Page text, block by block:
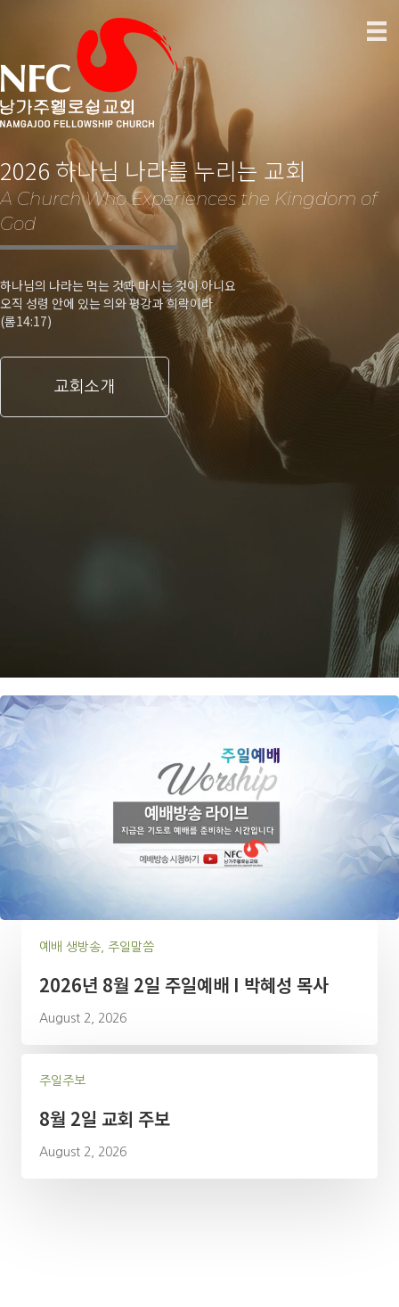
2026 하나님 나라를 누리는 교회
A Church Who Experiences the Kingdom of
God
하나님의 나라는 먹는 것과 마시는 것이 아니요
오직 성령 안에 있는 의와 평강과 희락이라
(롬14:17)
교회소개
예배 생방송, 주일말씀
2026년 8월 2일 주일예배 I 박혜성 목사
August 2, 2026
주일주보
8월 2일 교회 주보
August 2, 2026